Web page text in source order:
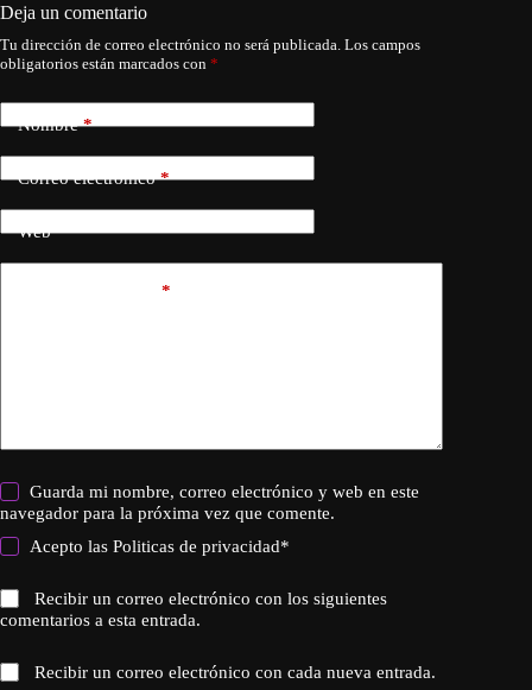
Deja un comentario
Tu dirección de correo electrónico no será publicada. Los campos
obligatorios están marcados con *
Nombre*
Correo electrónico*
Web
*
Guarda mi nombre, correo electrónico y web en este
navegador para la próxima vez que comente.
Acepto lasPoliticas de privacidad*
Recibir un correo electrónico con los siguientes
comentarios a esta entrada.
Recibir un correo electrónico con cada nueva entrada.